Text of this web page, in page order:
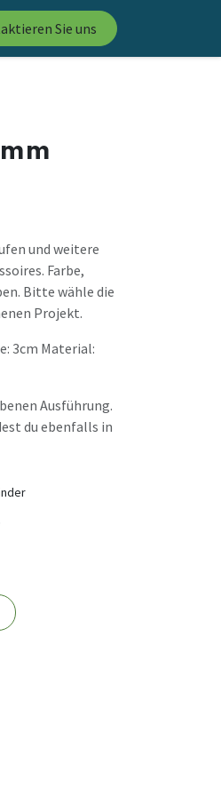
Sie uns
und weitere
Farbe,
Bitte wähle die
Projekt.
3cm Material:
Ausführung.
du ebenfalls in